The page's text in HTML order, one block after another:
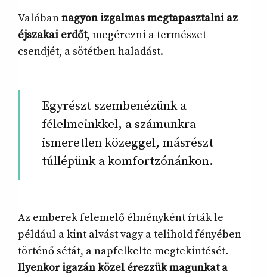
Valóbannagyon izgalmas megtapasztalni az
éjszakai erdőt, megérezni a természet
csendjét, a sötétben haladást.
Egyrészt szembenézünk a
félelmeinkkel, a számunkra
ismeretlen közeggel, másrészt
túllépünk a komfortzónánkon.
Az emberek felemelő élményként írták le
például a kint alvást vagy a telihold fényében
történő sétát, a napfelkelte megtekintését.
Ilyenkor igazán közel érezzük magunkat a